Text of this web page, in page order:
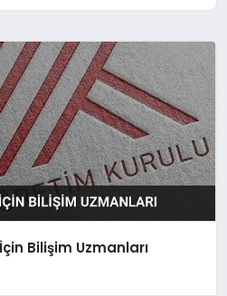
Bilişim Uzmanları